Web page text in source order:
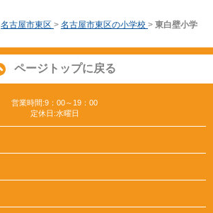
名古屋市東区 > 名古屋市東区の小学校 > 東白壁小学
ページトップに戻る
営業時間:9：00～19：00
定休日:水曜日